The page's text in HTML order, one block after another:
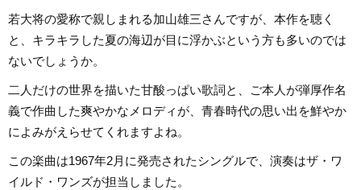
若大将の愛称で親しまれる加山雄三さんですが、本作を聴く
と、キラキラした夏の海辺が目に浮かぶという方も多いのでは
ないでしょうか。
二人だけの世界を描いた甘酸っぱい歌詞と、ご本人が弾厚作名
義で作曲した爽やかなメロディが、青春時代の思い出を鮮やか
によみがえらせてくれますよね。
この楽曲は1967年2月に発売されたシングルで、演奏はザ・ワ
イルド・ワンズが担当しました。